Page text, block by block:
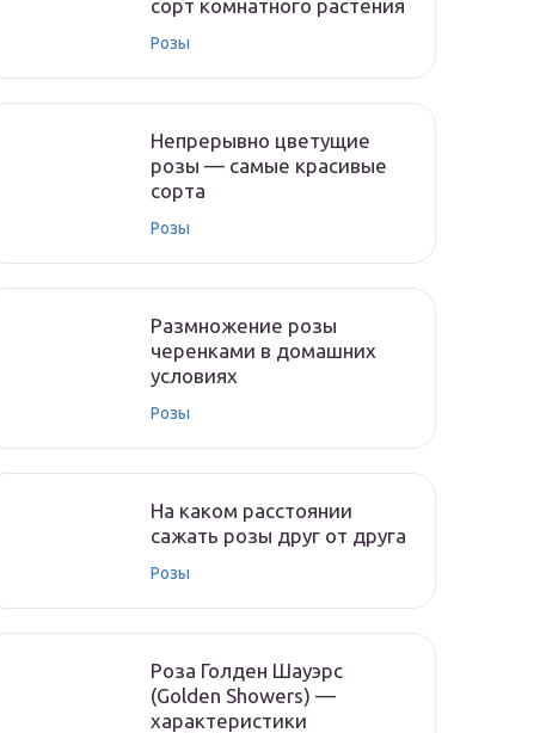
сорт комнатного растения
Розы
Непрерывно цветущие
розы — самые красивые
сорта
Розы
Размножение розы
черенками в домашних
условиях
Розы
На каком расстоянии
сажать розы друг от друга
Розы
Роза Голден Шауэрс
(Golden Showers) —
характеристики